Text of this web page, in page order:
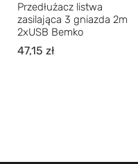
Przedłużacz listwa
zasilająca 3 gniazda 2m
2xUSB Bemko
47,15 zł